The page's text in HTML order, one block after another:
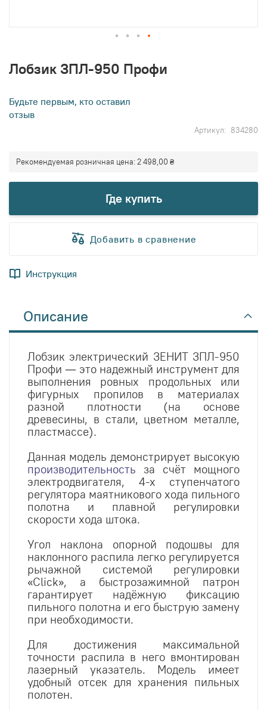
Лобзик ЗПЛ-950 Профи
Будьте первым, кто оставил
отзыв
Артикул 834280
Рекомендуемая розничная цена:2 498,00 ₴
Где купить
Добавить в сравнение
Инструкция
началу
Описание
Лобзик электрический ЗЕНИТ ЗПЛ-950
Профи — это надежный инструмент для
выполнения ровных продольных или
фигурных пропилов в материалах
разной плотности (на основе
древесины, в стали, цветном металле,
пластмассе).
Данная модель демонстрирует высокую
производительность за счёт мощного
электродвигателя, 4-х ступенчатого
регулятора маятникового хода пильного
полотна и плавной регулировки
скорости хода штока.
Угол наклона опорной подошвы для
наклонного распила легко регулируется
рычажной системой регулировки
«Click», а быстрозажимной патрон
гарантирует надёжную фиксацию
пильного полотна и его быструю замену
при необходимости.
Для достижения максимальной
точности распила в него вмонтирован
лазерный указатель. Модель имеет
удобный отсек для хранения пильных
полотен.